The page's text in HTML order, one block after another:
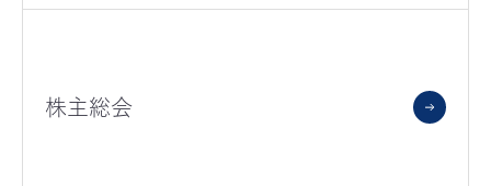
株主総会